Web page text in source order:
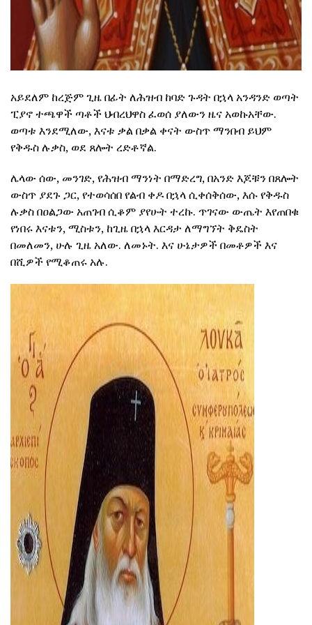
አይደለም ከረጅም ጊዜ በፊት ለሕዝብ ከባድ ጉዳት በኋላ አንዳንድ ወጣት
ፒያኖ ተጫዋች ጣቶች ህብረህዋስ ፈወሰ ያለውን ዜና አወኩአቸው.
ወጣቱ እንደሚለው, እናቱ ቃል በቃል ቀናት ውስጥ ማንበብ ይህም
የቅዱስ ሉቃስ, ወደ ጸሎት ረድቶኛል.
ሌላው ሰው, መንገድ, የሕዝብ ማንነት በማድረግ, በአንድ እጆቹን በጸሎት
ውስጥ ያደጉ ጋር, የተወሳሰበ የልብ ቀዶ በኋላ ሲቀሰቅሰው, እሱ የቅዱስ
ሉቃስ በዐልጋው አጠገብ ሲቆም ያየሁት ተረኩ. ጥገናው ውጤት እየጠበቁ
የነበሩ እናቱን, ሚስቱን, ከጊዜ በኋላ እርዳታ ለማግኘት ቅዴስት
በመለመን, ሁሉ ጊዜ አለው. ለመኑት. እና ሁኔታዎች በመቶዎች እና
በሺዎች የሚቆጠሩ አሉ.